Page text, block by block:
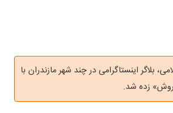
بلاگر اینستاگرامی در چند شهر مازندران با
زده شد.